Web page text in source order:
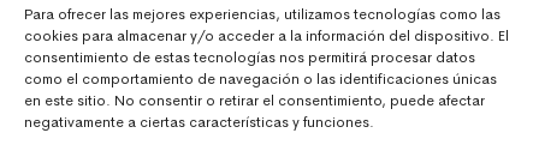
Para ofrecer las mejores experiencias, utilizamos tecnologías como las
cookies para almacenar y/o acceder a la información del dispositivo. El
consentimiento de estas tecnologías nos permitirá procesar datos
como el comportamiento de navegación o las identificaciones únicas
en este sitio. No consentir o retirar el consentimiento, puede afectar
negativamente a ciertas características y funciones.
637 671 470